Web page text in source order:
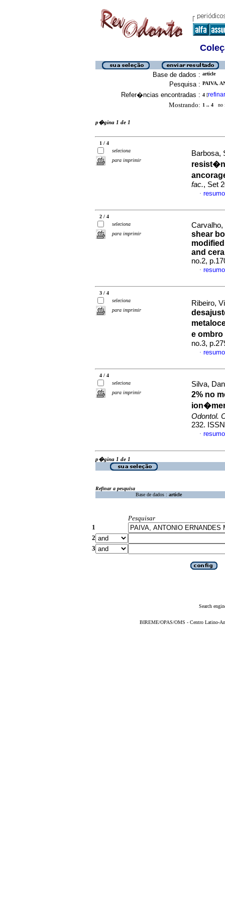
Base de dados : article
Pesquisa : PAIVA,
Refer�ncias encontradas : 4 [refinar
Mostrando: 1 .. 4 no
p�gina 1 de 1
1 / 4
seleciona
para imprimir
Barbosa,
fac., Set
·
2 / 4
seleciona
para imprimir
shear
and
no.2,
·
3 / 4
seleciona
para imprimir
Ribeiro,
e
no.3,
·
4 / 4
seleciona
para imprimir
Silva,
2% no
Odontol.
232.
·
p�gina 1 de 1
Refinar a pesquisa
Base de dados : article
Pesquisar
1
2
3
Search
BIREME/OPAS/OMS - Centro Latino-